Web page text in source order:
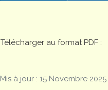
Télécharger au format PDF :
Mis à jour : 15 Novembre 2025